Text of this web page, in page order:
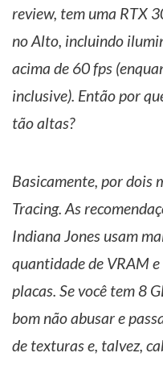
review, tem uma RTX
no Alto, incluindo
acima de 60 fps
inclusive). Então por
tão altas?
Basicamente, por dois
Tracing. As
Indiana Jones usam
quantidade de VRAM
placas. Se você tem 8
bom não abusar e
de texturas e, talvez,